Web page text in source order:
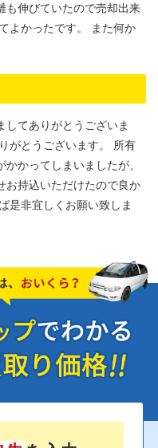
も伸びていたので売却出来
よかったです。 また何か
してありがとうございま
がとうございます。 所有
かってしまいましたが、
お持込いただけたので良か
是非宜しくお願い致しま